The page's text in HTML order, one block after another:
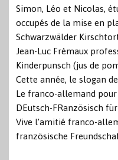
Simon, Léo et Nicolas,
occupés de la mise en
Schwarzwälder
Jean-Luc Frémaux
Kinderpunsch (jus de
Cette année, le slogan
Le franco-allemand
DEutsch-FRanzösisch
Vive l’amitié franco-
französische